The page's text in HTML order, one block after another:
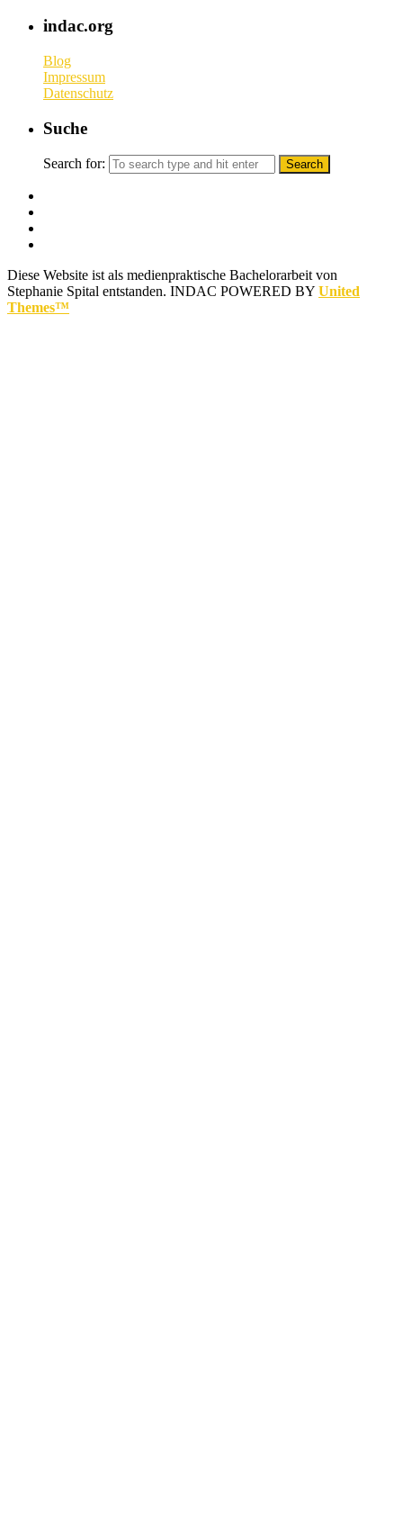
indac.org
Blog
Impressum
Datenschutz
Suche
Search for:
Diese Website ist als medienpraktische Bachelorarbeit von
Stephanie Spital entstanden. INDAC POWERED BY United
Themes™